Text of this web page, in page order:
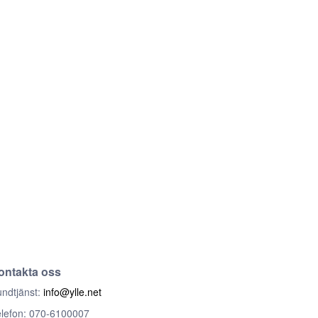
oss
info@ylle.net
070-6100007